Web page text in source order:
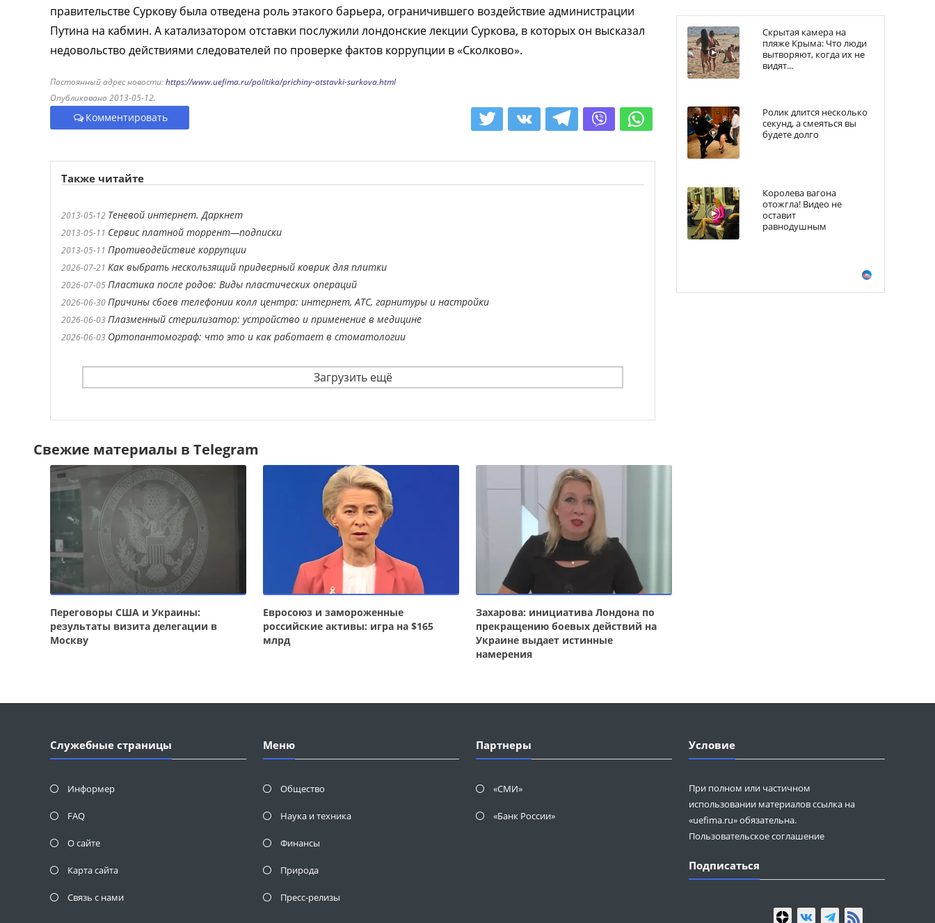
правительстве Суркову была отведена роль этакого барьера, ограничившего воздействие администрации
Путина на кабмин. А катализатором отставки послужили лондонские лекции Суркова, в которых он высказал
недовольство действиями следователей по проверке фактов коррупции в «Сколково».
Постоянный адрес новости:https://www.uefima.ru/politika/prichiny-otstavki-surkova.html
Опубликовано 2013-05-12.
Комментировать
Также читайте
2013-05-12 Теневой интернет. Даркнет
2013-05-11 Сервис платной торрент—подписки
2013-05-11 Противодействие коррупции
2026-07-21 Как выбрать нескользящий придверный коврик для плитки
2026-07-05Пластика после родов: Виды пластических операций
2026-06-30Причины сбоев телефонии колл центра: интернет, АТС, гарнитуры и настройки
2026-06-03Плазменный стерилизатор: устройство и применение в медицине
2026-06-03 Ортопантомограф: что это и как работает в стоматологии
Загрузить ещё
Свежие материалы в Telegram
Переговоры США и Украины:
результаты визита делегации в
Москву
Евросоюз и замороженные
российские активы: игра на $165
млрд
Захарова: инициатива Лондона по
прекращению боевых действий на
Украине выдает истинные
намерения
Скрытая камера на
пляже Крыма: Что люди
вытворяют, когда их не
видят...
Ролик длится несколько
секунд, а смеяться вы
будете долго
Королева вагона
отожгла! Видео не
оставит
равнодушным
Служебные страницы
Информер
FAQ
О сайте
Карта сайта
Связь с нами
Меню
Общество
Наука и техника
Финансы
Природа
Пресс-релизы
Партнеры
«СМИ»
«Банк России»
Условие
При полном или частичном
использовании материалов ссылка на
«uefima.ru» обязательна.
Пользовательское соглашение
Подписаться